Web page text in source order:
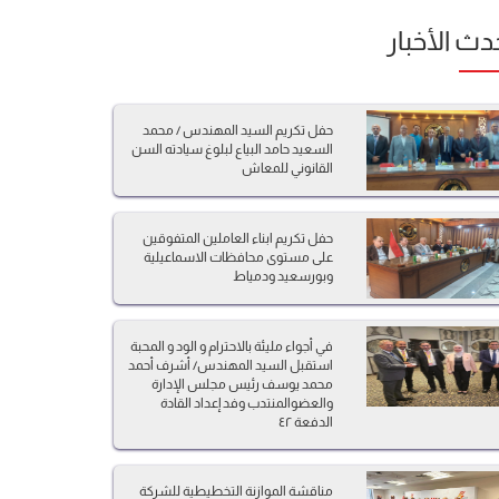
الأخبار
حفل تكريم السيد المهندس / محمد
السعيد حامد البياع لبلوغ سيادته السن
القانوني للمعاش
حفل تكريم ابناء العاملين المتفوقين
على مستوى محافظات الاسماعيلية
وبورسعيد ودمياط
في أجواء مليئة بالاحترام و الود و المحبة
استقبل السيد المهندس/ أشرف أحمد
محمد يوسف رئيس مجلس الإدارة
والعضوالمنتدب وفد إعداد القادة
الدفعة ٤٢
مناقشة الموازنة التخطيطية للشركة